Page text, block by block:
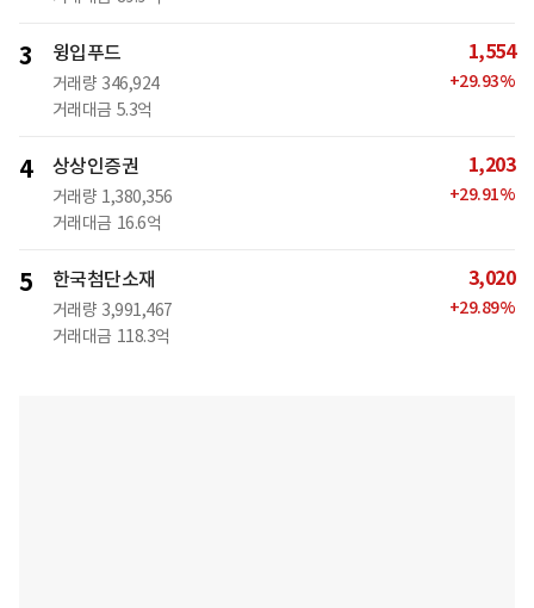
3 윙입푸드
거래량 346,924
거래대금 5.3억
1,554
+29.93%
4 상상인증권
거래량 1,380,356
거래대금 16.6억
1,203
+29.91%
5 한국첨단소재
거래량 3,991,467
거래대금 118.3억
3,020
+29.89%